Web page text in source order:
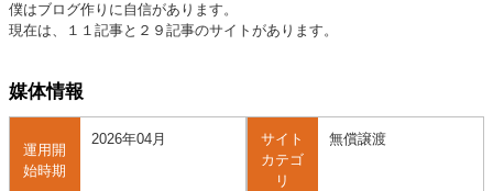
僕はブログ作りに自信があります。
現在は、１１記事と２９記事のサイトがあります。
媒体情報
運用開
始時期
2026年04月
サイト
カテゴ
リ
無償譲渡